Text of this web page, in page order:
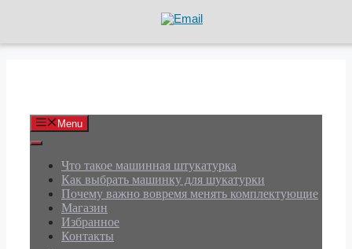
Menu
Что такое машинная штукатурка
Как выбрать машинку для шукатурки
Почему важно вовремя менять комплектующие
Магазин
Избранное
Контакты